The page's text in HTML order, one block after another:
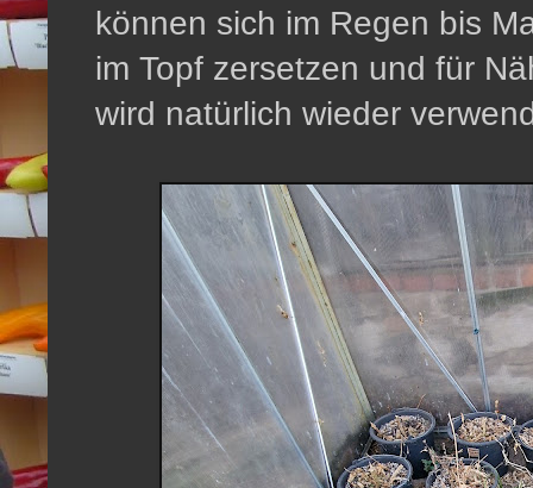
können sich im Regen bis
im Topf zersetzen und für
wird natürlich wieder